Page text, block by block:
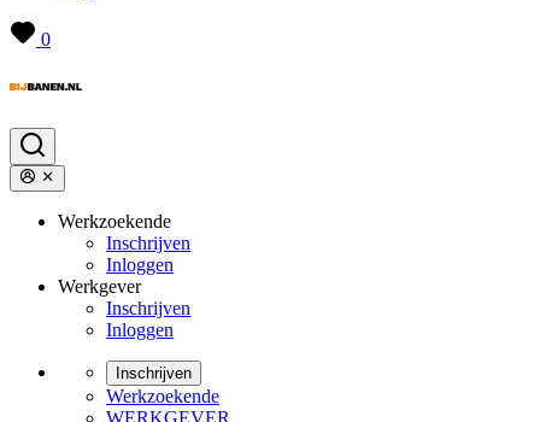
0
Werkzoekende
Inschrijven
Inloggen
Werkgever
Inschrijven
Inloggen
Inschrijven
Werkzoekende
WERKGEVER